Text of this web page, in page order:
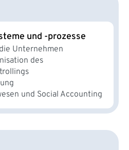
und -prozesse
Unternehmen
des
und Social Accounting